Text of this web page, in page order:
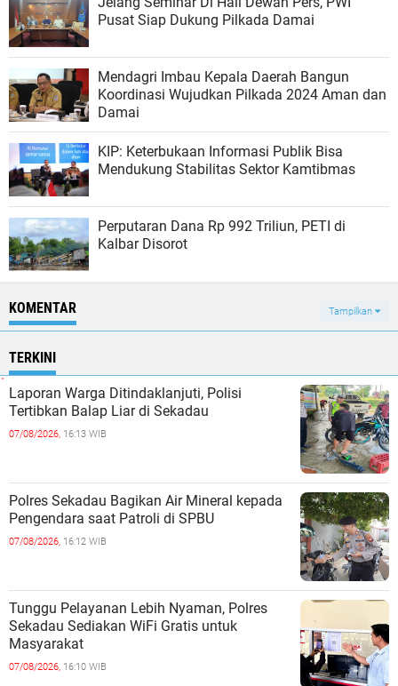
Pusat Siap Dukung Pilkada Damai
Mendagri Imbau Kepala Daerah Bangun
Koordinasi Wujudkan Pilkada 2024 Aman dan
Damai
KIP: Keterbukaan Informasi Publik Bisa
Mendukung Stabilitas Sektor Kamtibmas
Perputaran Dana Rp 992 Triliun, PETI di
Kalbar Disorot
KOMENTAR Tampilkan
TERKINI
Laporan Warga Ditindaklanjuti, Polisi
Tertibkan Balap Liar di Sekadau
07/08/2026, 16:13 WIB
Polres Sekadau Bagikan Air Mineral kepada
Pengendara saat Patroli di SPBU
07/08/2026, 16:12 WIB
Tunggu Pelayanan Lebih Nyaman, Polres
Sekadau Sediakan WiFi Gratis untuk
Masyarakat
07/08/2026, 16:10 WIB